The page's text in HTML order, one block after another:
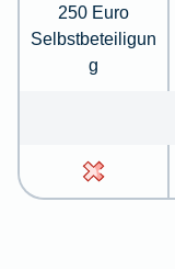
250 Euro
Selbstbeteiligun
g